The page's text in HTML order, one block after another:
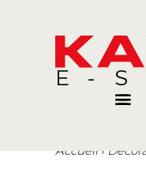
E-
Accueil